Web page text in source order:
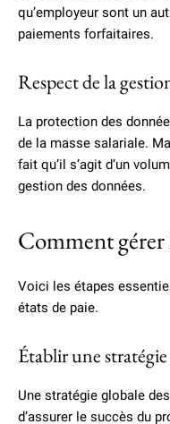
qu’employeur sont un
paiements forfaitaires.
Respect de la
La protection des
de la masse salariale.
fait qu’il s’agit d’un
gestion des données.
Comment gérer
Voici les étapes
états de paie.
Établir une
Une stratégie globale
d’assurer le succès du